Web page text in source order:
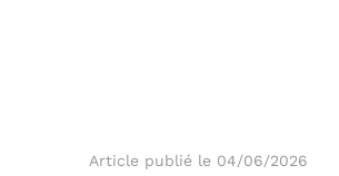
Article publié le 04/06/2026